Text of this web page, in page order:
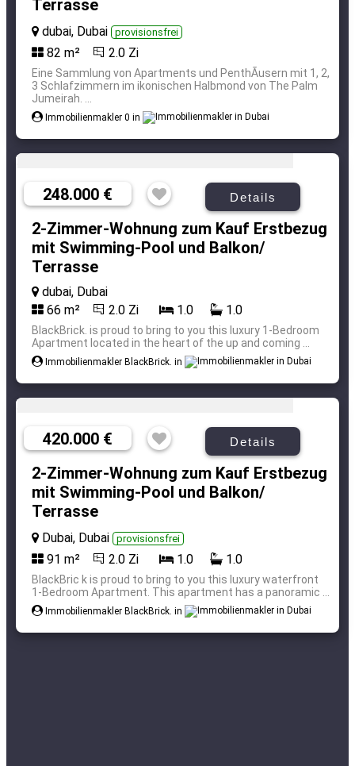
Terrasse
dubai, Dubai provisionsfrei
82 m² 2.0 Zi
Eine Sammlung von Apartments und PenthÃusern mit 1, 2,
3 Schlafzimmern im ikonischen Halbmond von The Palm
Jumeirah. ...
Immobilienmakler 0 in
248.000 € Details
2-Zimmer-Wohnung zum Kauf Erstbezug
mit Swimming-Pool und Balkon/
Terrasse
dubai, Dubai
66 m²
2.0 Zi 1.0 1.0
BlackBrick. is proud to bring to you this luxury 1-Bedroom
Apartment located in the heart of the up and coming ...
Immobilienmakler BlackBrick. in
420.000 € Details
2-Zimmer-Wohnung zum Kauf Erstbezug
mit Swimming-Pool und Balkon/
Terrasse
Dubai, Dubai provisionsfrei
91 m² 2.0 Zi 1.0 1.0
BlackBric k is proud to bring to you this luxury waterfront
1-Bedroom Apartment. This apartment has a panoramic ...
Immobilienmakler BlackBrick. in